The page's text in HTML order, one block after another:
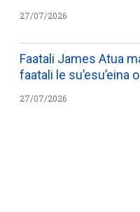
27/07/2026
Faatali James Atua
faatali le su’esu’eina
27/07/2026